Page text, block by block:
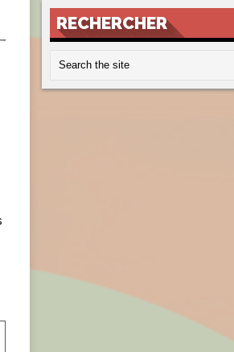
RECHERCHER